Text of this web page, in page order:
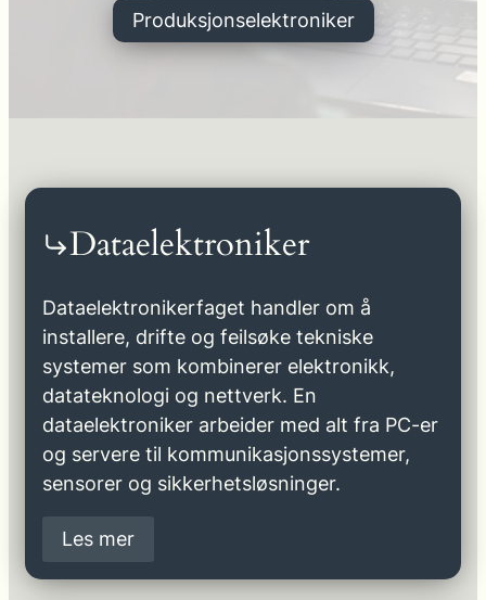
Produksjonselektroniker
Dataelektroniker
Dataelektronikerfaget handler om å
installere, drifte og feilsøke tekniske
systemer som kombinerer elektronikk,
datateknologi og nettverk. En
dataelektroniker arbeider med alt fra PC-er
og servere til kommunikasjonssystemer,
sensorer og sikkerhetsløsninger.
Les mer